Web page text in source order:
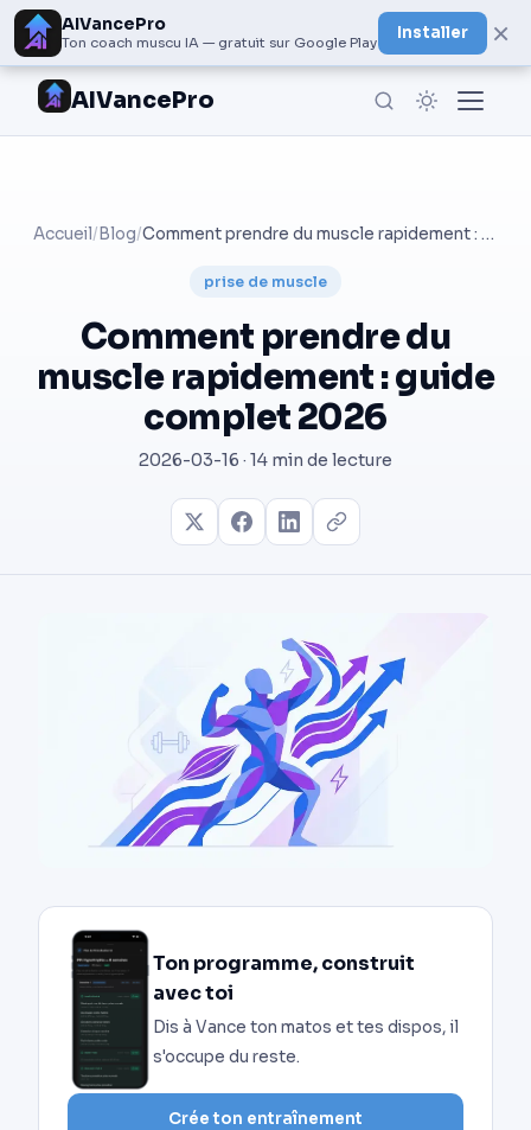
AIVancePro
Ton coach muscu IA — gratuit sur Google Play
Installer ×
AIVancePro
Accueil/ Blog/ Comment prendre du muscle rapidement : guide complet 2026
prise de muscle
Comment prendre du
muscle rapidement : guide
complet 2026
2026-03-16 · 14 min de lecture
Ton programme, construit
avec toi
Dis à Vance ton matos et tes dispos, il
s'occupe du reste.
Crée ton entraînement